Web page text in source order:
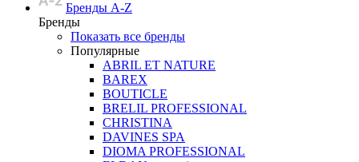
Бренды A-Z
Бренды
Показать все бренды
Популярные
ABRIL ET NATURE
BAREX
BOUTICLE
BRELIL PROFESSIONAL
CHRISTINA
DAVINES SPA
DIOMA PROFESSIONAL